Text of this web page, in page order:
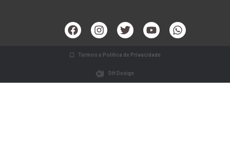
Termos e Politica de Privacidade
DH Design